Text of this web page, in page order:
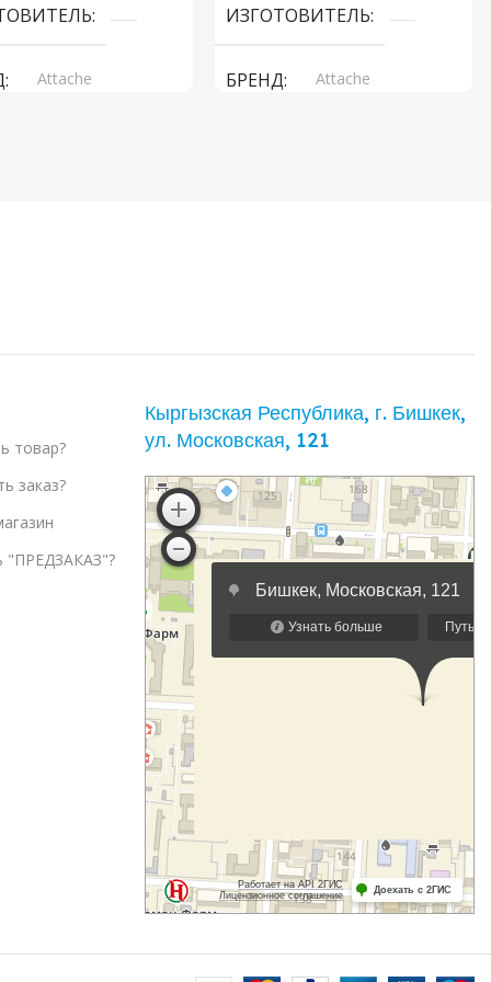
Attache
ИЗГОТОВИТЕЛЬ
БРЕНД Attache
товар?
заказ?
"ПРЕДЗАКАЗ"?
Кыргызская Республика, г. Бишкек,
ул. ​Московская, 121